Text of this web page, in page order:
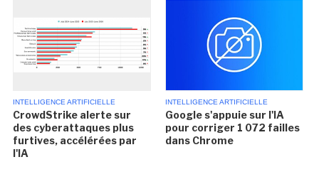
INTELLIGENCE ARTIFICIELLE
CrowdStrike alerte sur
des cyberattaques plus
furtives, accélérées par
l'IA
INTELLIGENCE ARTIFICIELLE
Google s'appuie sur l'IA
pour corriger 1 072 failles
dans Chrome